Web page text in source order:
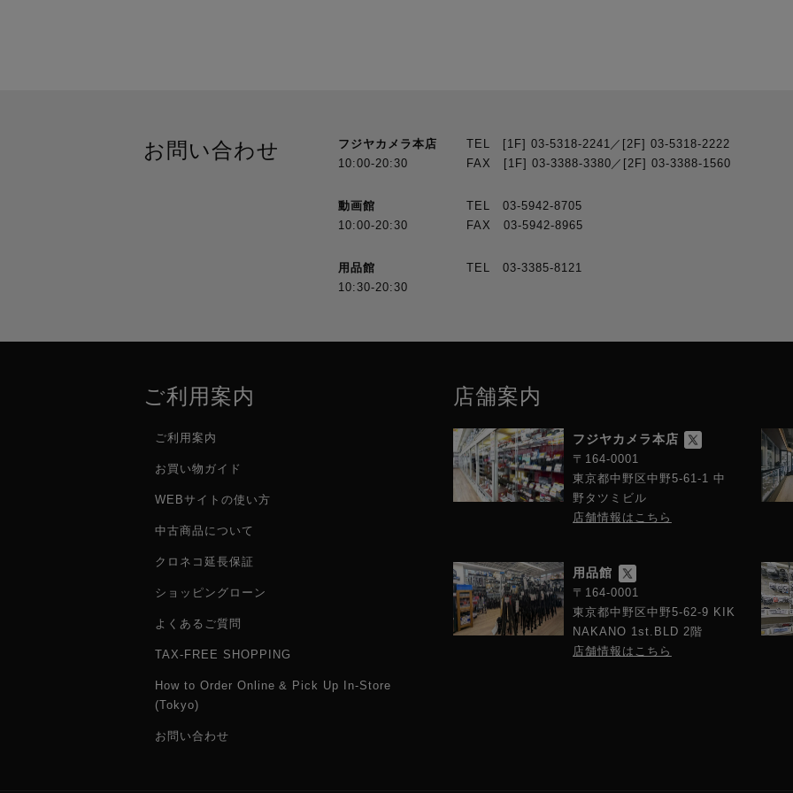
H.264 / AVC MP4
映像ソース ×6 + プログラム出力（H.264 / AVC 1080p30まで）
ラック）
RODE Central対応OS要件 macOS 10.15以降、Windows 10 Version1803以降、Windows 11
音声仕様
2（XLR/フォーン端子対応コンボジャック、ステレオ組み合わせ可）
ワイヤレスオーディオ入力
2（RODEシリーズIV 2.4GHz デジタル伝送）
デジタルオーディオ入出力
USB1 Chat 2入力2出力（ミックスマイナス対応）
USB4 / 5 RODE製USBマイク、ロードキャスタープロII、ロードキャスターデュオ
お問い合わせ
フジヤカメラ本店
10:00-20:30
TEL [1F] 03-5318-2241／[2F] 03-5318-2222
FAX [1F] 03-3388-3380／[2F] 03-3388-1560
動画館
10:00-20:30
TEL 03-5942-8705
FAX 03-5942-8965
用品館
10:30-20:30
TEL 03-3385-8121
ご利用案内
ご利用案内
お買い物ガイド
WEBサイトの使い方
中古商品について
クロネコ延長保証
ショッピングローン
よくあるご質問
TAX-FREE SHOPPING
How to Order Online & Pick Up In-Store
(Tokyo)
お問い合わせ
店舗案内
フジヤカメラ本店
〒164-0001
東京都中野区中野5-61-1 中
野タツミビル
店舗情報はこちら
用品館
〒164-0001
東京都中野区中野5-62-9 KIK
NAKANO 1st.BLD 2階
店舗情報はこちら